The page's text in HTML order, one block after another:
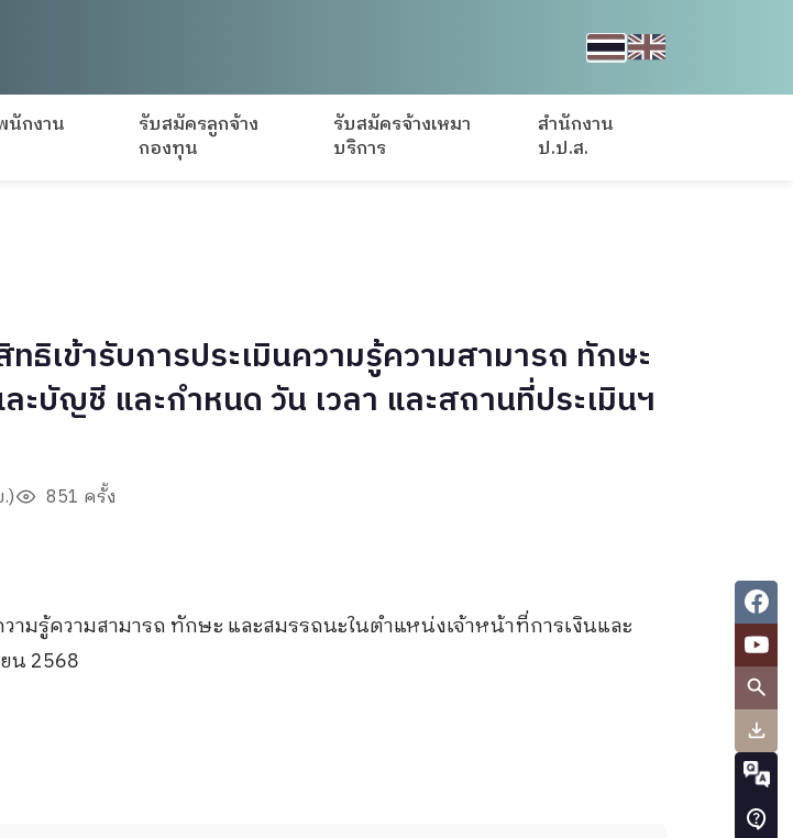
นักงาน
รับสมัครลูกจ้าง
กองทุน
รับสมัครจ้างเหมา
บริการ
สำนักงาน
ป.ป.ส.
เข้ารับการประเมินความรู้ความสามารถ ทักษะ
ะบัญชี และกำหนด วัน เวลา และสถานที่ประเมินฯ
851 ครั้ง
มรู้ความสามารถ ทักษะ และสมรรถนะในตำแหน่งเจ้าหน้าที่การเงินและ
น 2568